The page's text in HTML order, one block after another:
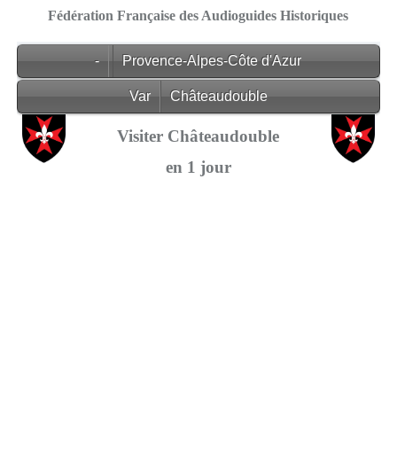
Fédération Française des Audioguides Historiques
- Provence-Alpes-Côte d'Azur
Var Châteaudouble
Visiter Châteaudouble
en 1 jour